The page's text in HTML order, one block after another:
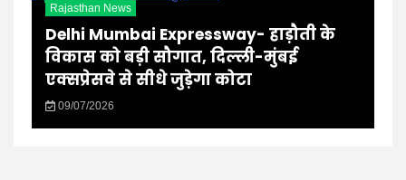
Rajasthan News
Delhi Mumbai Expressway- हाड़ौती के
विकास को बड़ी सौगात, दिल्ली-मुंबई
एक्सप्रेसवे से सीधे जुड़ेगा कोटा
09/07/2026